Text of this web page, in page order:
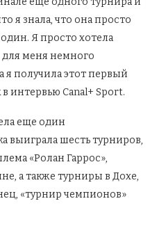
я знала, что она просто
Я просто хотела
для меня немного
я получила этот первый
в интервью Canal+ Sport.
еще один
выиграла шесть турниров,
«Ролан Гаррос»,
а также турниры в Дохе,
«турнир чемпионов»